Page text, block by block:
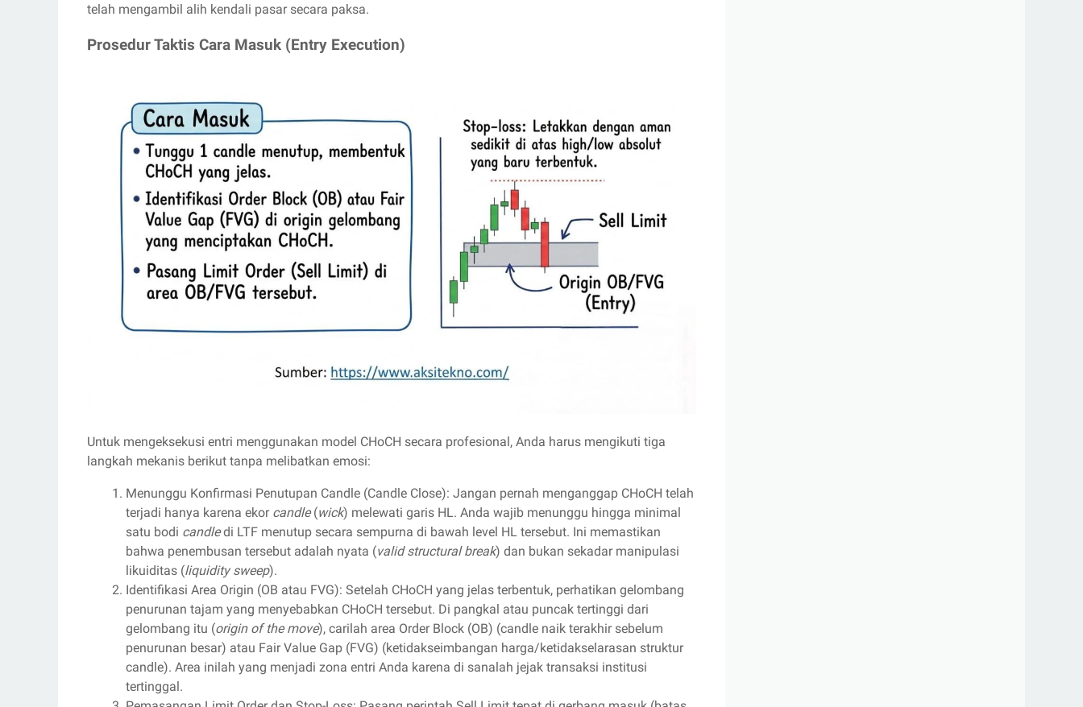
telah mengambil alih kendali pasar secara paksa.
Prosedur Taktis Cara Masuk (Entry Execution)
Untuk mengeksekusi entri menggunakan model CHoCH secara profesional, Anda harus mengikuti tiga
langkah mekanis berikut tanpa melibatkan emosi:
Menunggu Konfirmasi Penutupan Candle (Candle Close): Jangan pernah menganggap CHoCH telah
terjadi hanya karena ekor candle(wick) melewati garis HL. Anda wajib menunggu hingga minimal
satu bodi candledi LTF menutup secara sempurna di bawah level HL tersebut. Ini memastikan
bahwa penembusan tersebut adalah nyata (valid structural break) dan bukan sekadar manipulasi
likuiditas (liquidity sweep).
Identifikasi Area Origin (OB atau FVG): Setelah CHoCH yang jelas terbentuk, perhatikan gelombang
penurunan tajam yang menyebabkan CHoCH tersebut. Di pangkal atau puncak tertinggi dari
gelombang itu (origin of the move), carilah area Order Block (OB) (candle naik terakhir sebelum
penurunan besar) atau Fair Value Gap (FVG) (ketidakseimbangan harga/ketidakselarasan struktur
candle). Area inilah yang menjadi zona entri Anda karena di sanalah jejak transaksi institusi
tertinggal.